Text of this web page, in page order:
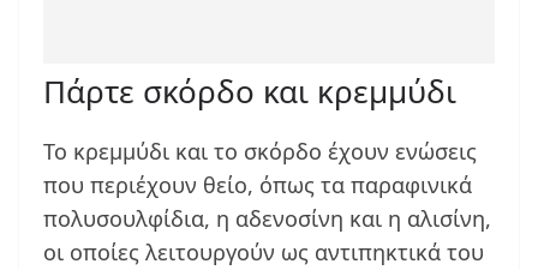
Πάρτε σκόρδο και κρεμμύδι
Το κρεμμύδι και το σκόρδο έχουν ενώσεις
που περιέχουν θείο, όπως τα παραφινικά
πολυσουλφίδια, η αδενοσίνη και η αλισίνη,
οι οποίες λειτουργούν ως αντιπηκτικά του